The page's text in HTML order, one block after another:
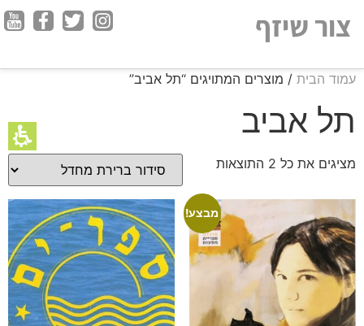
של
אינטרנט,
לחץ
לאזור
מרכזי
צור שיזף
עמוד הבית / מוצרים המתויגים “תל אביב”
תל אביב
מציגים את כל ⁦2⁩ התוצאות
מבצע!